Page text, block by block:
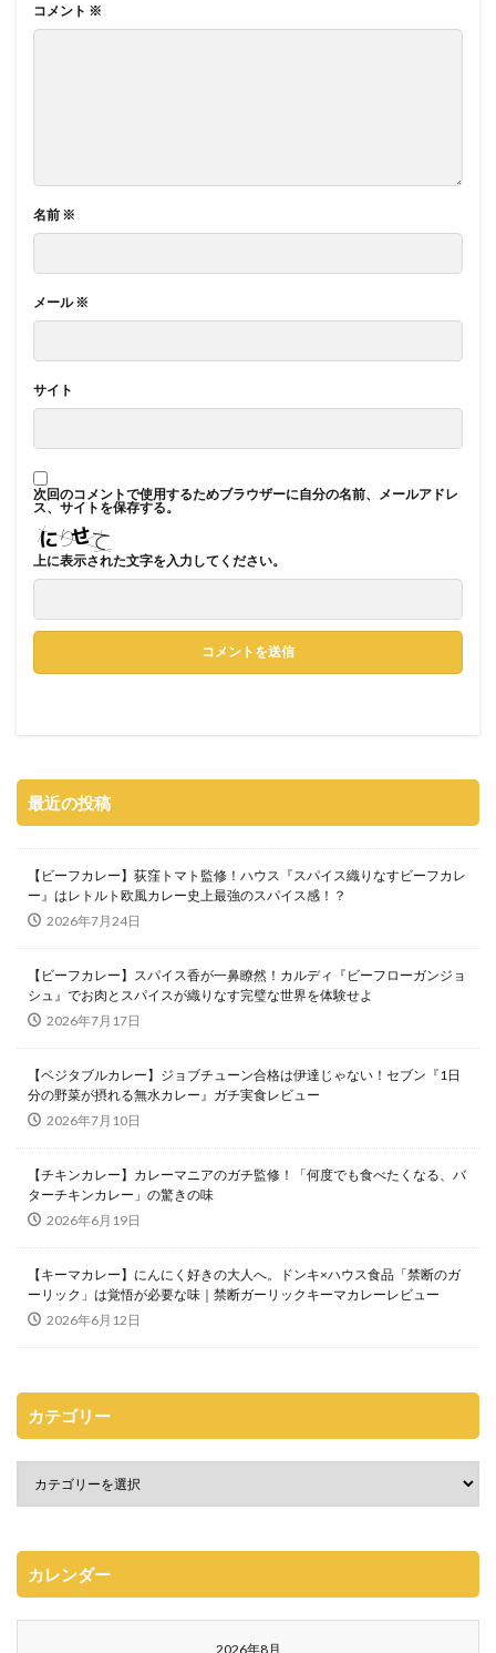
コメント ※
名前 ※
メール※
サイト
次回のコメントで使用するためブラウザーに自分の名前、メールアドレ
ス、サイトを保存する。
上に表示された文字を入力してください。
最近の投稿
【ビーフカレー】荻窪トマト監修！ハウス『スパイス織りなすビーフカレ
ー』はレトルト欧風カレー史上最強のスパイス感！？
2026年7月24日
【ビーフカレー】スパイス香が一鼻瞭然！カルディ『ビーフローガンジョ
シュ』でお肉とスパイスが織りなす完璧な世界を体験せよ
2026年7月17日
【ベジタブルカレー】ジョブチューン合格は伊達じゃない！セブン『1日
分の野菜が摂れる無水カレー』ガチ実食レビュー
2026年7月10日
【チキンカレー】カレーマニアのガチ監修！「何度でも食べたくなる、バ
ターチキンカレー」の驚きの味
2026年6月19日
【キーマカレー】にんにく好きの大人へ。ドンキ×ハウス食品「禁断のガ
ーリック」は覚悟が必要な味｜禁断ガーリックキーマカレーレビュー
2026年6月12日
カテゴリー
カレンダー
2026年8月